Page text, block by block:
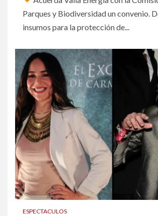
Parques y Biodiversidad un convenio.
insumos para la protección de...
ESPECTACULOS